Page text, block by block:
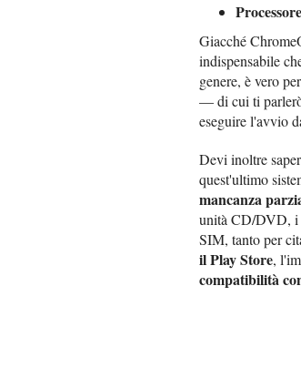
Giacché
indispensabile
genere, è vero
— di cui ti
eseguire l'avvio
Devi inoltre
quest'ultimo
mancanza
unità CD/DVD, i
SIM, tanto per
il Play Store,
compatibilità